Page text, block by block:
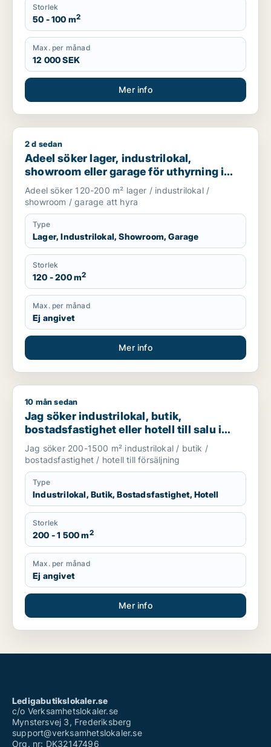
Storlek
50 - 100 m2
Max. per månad
12 000 SEK
Mer info
Adeel söker lager, industrilokal, showroom eller garage för
2 d sedan
Adeel söker lager, industrilokal,
showroom eller garage för uthyrning i
Upplands Väsby, Vallentuna eller
Upplands-Bro m.fl.
Adeel söker 120-200 m² lager / industrilokal /
showroom / garage att hyra
Type
Lager, Industrilokal, Showroom, Garage
Storlek
120 - 200 m2
Max. per månad
Ej angivet
Mer info
Jag söker industrilokal, butik, bostadsfastighet eller hotell
10 mån sedan
Jag söker industrilokal, butik,
bostadsfastighet eller hotell till salu i
Norrtälje, Håbo eller Knivsta m.fl.
Jag söker 200-1500 m² industrilokal / butik /
bostadsfastighet / hotell till försäljning
Type
Industrilokal, Butik, Bostadsfastighet, Hotell
Storlek
200 - 1 500 m2
Max. per månad
Ej angivet
Mer info
Ledigabutikslokaler.se
c/o Verksamhetslokaler.se
Mynstersvej 3, Frederiksberg
support@verksamhetslokaler.se
Org. nr: DK32147496